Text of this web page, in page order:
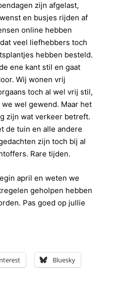
zijn afgelast,
en busjes rijden af
online hebben
veel liefhebbers toch
hebben besteld.
ene kant stil en gaat
Wij wonen vrij
toch al wel vrij stil,
wel gewend. Maar het
zijn wat verkeer betreft.
de tuin en alle andere
zijn toch bij al
Rare tijden.
april en weten we
geholpen hebben
Pas goed op jullie
Bluesky